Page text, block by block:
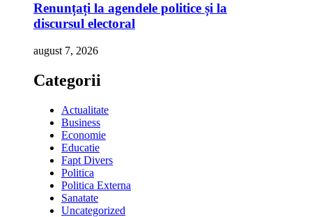
Renunțați la agendele politice și la
discursul electoral
august 7, 2026
Categorii
Actualitate
Business
Economie
Educatie
Fapt Divers
Politica
Politica Externa
Sanatate
Uncategorized